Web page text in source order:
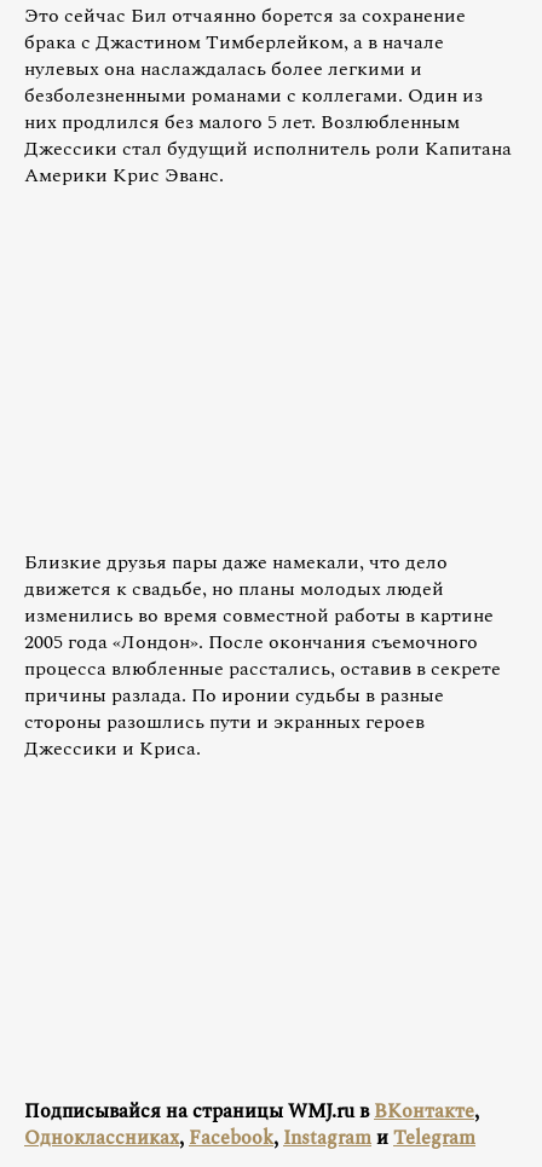
Это сейчас Бил отчаянно борется за сохранение
брака с Джастином Тимберлейком, а в начале
нулевых она наслаждалась более легкими и
безболезненными романами с коллегами. Один из
них продлился без малого 5 лет. Возлюбленным
Джессики стал будущий исполнитель роли Капитана
Америки Крис Эванс.
Близкие друзья пары даже намекали, что дело
движется к свадьбе, но планы молодых людей
изменились во время совместной работы в картине
2005 года «Лондон». После окончания съемочного
процесса влюбленные расстались, оставив в секрете
причины разлада. По иронии судьбы в разные
стороны разошлись пути и экранных героев
Джессики и Криса.
Подписывайся на страницы WMJ.ru вВКонтакте,
Одноклассниках, Facebook, InstagramиTelegram